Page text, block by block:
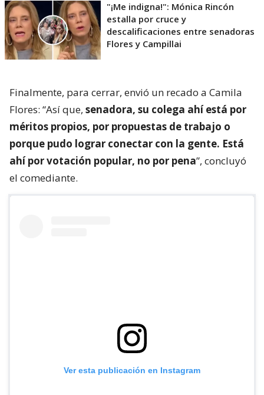
"¡Me indigna!": Mónica Rincón
estalla por cruce y
descalificaciones entre senadoras
Flores y Campillai
Finalmente, para cerrar, envió un recado a Camila
Flores: “Así que, senadora, su colega ahí está por
méritos propios, por propuestas de trabajo o
porque pudo lograr conectar con la gente. Está
ahí por votación popular, no por pena”, concluyó
el comediante.
Ver esta publicación en Instagram